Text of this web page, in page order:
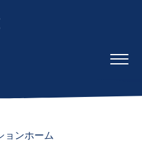
ョンホーム